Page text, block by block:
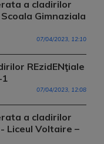
a cladirilor
Gimnaziala
07/04/2023, 12:10
REzidENţiale
1
07/04/2023, 12:08
a cladirilor
Liceul Voltaire –